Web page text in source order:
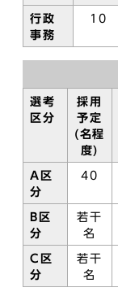
行政
事務
10
選考
区分
採用
予定
(名程
度)
A区
分
40
B区
分
若干
名
C区
分
若干
名